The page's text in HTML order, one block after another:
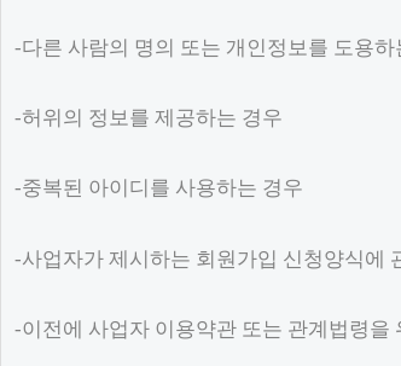
-다른 사람의 명의 또는 개인정보를 도용하
-허위의 정보를 제공하는 경우
-중복된 아이디를 사용하는 경우
-사업자가 제시하는 회원가입 신청양식에
-이전에 사업자 이용약관 또는 관계법령